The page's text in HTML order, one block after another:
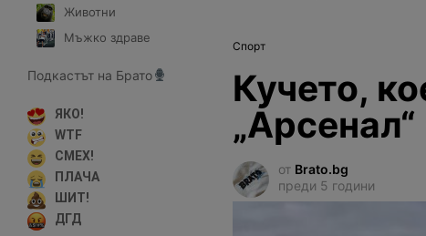
Спорт
Кучето,
от Brato.bg
преди 5 години
Животни
Мъжко здраве
Подкастът на Брато
ЯКО!
WTF
СМЕХ!
ПЛАЧА
ШИТ!
ДГД